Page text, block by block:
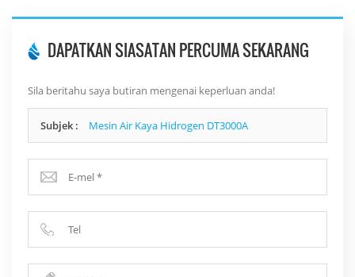
DAPATKAN SIASATAN PERCUMA SEKARANG
Sila beritahu saya butiran mengenai keperluan anda!
Subjek : Mesin Air Kaya Hidrogen DT3000A